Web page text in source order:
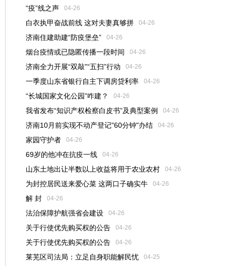
“疫”线之声 04-26
白衣执甲奋战前线 这对夫妻真够拼 04-26
济南住建助建“防疫堡垒” 04-26
烟台疫情或已隐匿传播一段时间 04-26
济南全力开展“双敲”“五扫”行动 04-26
一季度山东省银行自主下调房贷利率 04-26
“长城国家文化公园”咋建？ 04-26
我省发布“知识产权检察白皮书”及典型案例 04-26
济南10月前实现不动产登记"60分钟"办结 04-26
家园守护者 04-26
69岁的他冲在抗疫一线 04-26
山东土地出让半数以上收益将用于农业农村 04-26
为封控居民送来爱心菜 这两口子确实牛 04-26
解 封 04-26
法治保障护航强省会建设 04-26
关于行使优先购买权的公告 04-26
关于行使优先购买权的公告 04-26
莱芜区司法局：立足自身职能解民忧 04-25